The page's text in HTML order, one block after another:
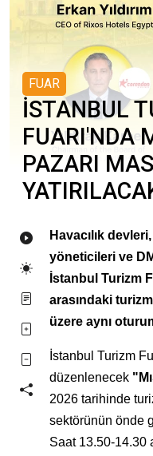
FUAR
İSTANBUL
FUARI'NDA
PAZARI
Havacılık
yöneticileri ve
İstanbul Turizm
arasındaki
üzere aynı
İstanbul Turizm
düzenlenecek
2026 tarihinde
sektörünün önde
Saat 13.50-14.30